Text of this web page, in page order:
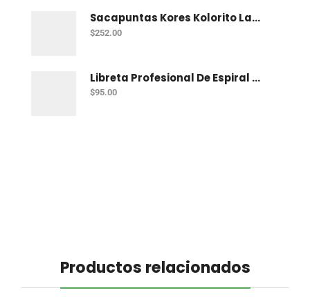
Sacapuntas Kores Kolorito Lapiz 1 Orif C/20
$252.00
Libreta Profesional De Espiral Printaform Arcoiris Pastel 100 H Ry
$95.00
Productos relacionados